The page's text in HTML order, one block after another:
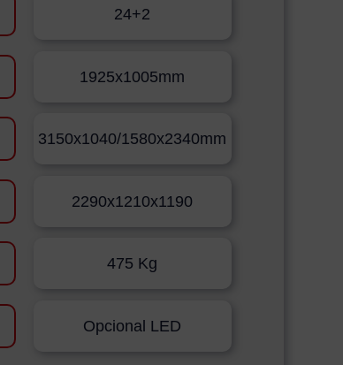
24+2
1925x1005mm
3150x1040/1580x2340mm
2290x1210x1190
475 Kg
Opcional LED